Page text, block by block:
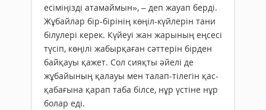
есіміңізді атамаймын», – деп жауап берді.
Жұбайлар бір-бірінің көңіл-күйлерін тани
білулері керек. Күйеуі жан жарының еңсесі
түсіп, көңілі жабырқаған сәттерін бірден
байқауы қажет. Сол сияқты әйелі де
жұбайының қалауы мен талап-тілегін қас-
қабағына қарап таба білсе, нұр үстіне нұр
болар еді.